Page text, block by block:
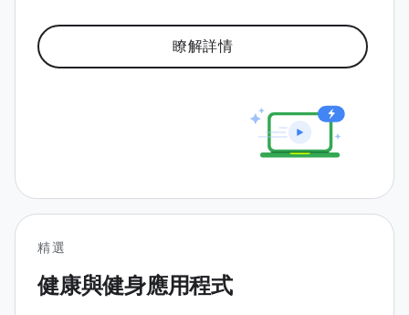
瞭解詳情
精選
健康與健身應用程式